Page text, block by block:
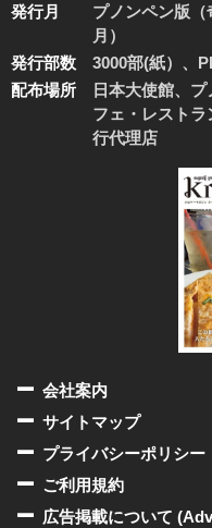
発行月
プノンペン版
月）
発行部数
3000部(紙）、
配布場所
日本大使館、
フェ・レスト
行代理店
会社案内
サイトマップ
プライバシーポリシー
ご利用規約
広告掲載について